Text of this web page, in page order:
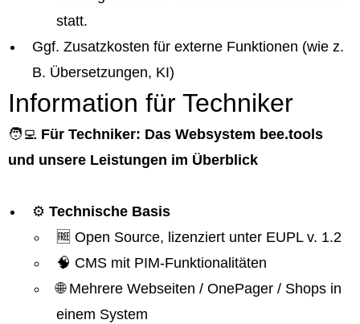
statt.
Ggf. Zusatzkosten für externe Funktionen (wie z.
B. Übersetzungen, KI)
Information für Techniker
🧑‍💻 Für Techniker: Das Websystem bee.tools
und unsere Leistungen im Überblick
⚙️ Technische Basis
🆓 Open Source, lizenziert unter EUPL v. 1.2
🧠 CMS mit PIM-Funktionalitäten
🌐 Mehrere Webseiten / OnePager / Shops in
einem System